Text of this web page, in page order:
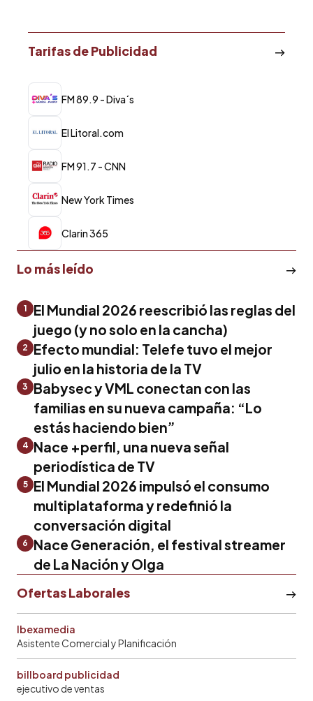
Tarifas de Publicidad
FM 89.9 - Diva´s
El Litoral.com
FM 91.7 - CNN
New York Times
Clarin 365
Lo más leído
1
El Mundial 2026 reescribió las reglas del
juego (y no solo en la cancha)
2
Efecto mundial: Telefe tuvo el mejor
julio en la historia de la TV
3
Babysec y VML conectan con las
familias en su nueva campaña: “Lo
estás haciendo bien”
4 Nace +perfil, una nueva señal
periodística de TV
5
El Mundial 2026 impulsó el consumo
multiplataforma y redefinió la
conversación digital
6
Nace Generación, el festival streamer
de La Nación y Olga
Ofertas Laborales
Ibexamedia
Asistente Comercial y Planificación
billboard publicidad
ejecutivo de ventas